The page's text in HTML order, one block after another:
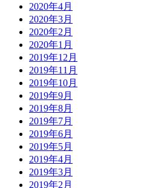
2020年4月
2020年3月
2020年2月
2020年1月
2019年12月
2019年11月
2019年10月
2019年9月
2019年8月
2019年7月
2019年6月
2019年5月
2019年4月
2019年3月
2019年2月